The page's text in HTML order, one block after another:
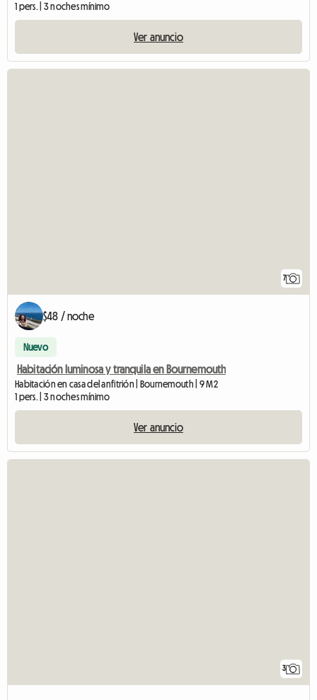
1 pers. | 3 noches mínimo
Ver anuncio
7
$48 / noche
Nuevo
Habitación luminosa y tranquila en Bournemouth
Habitación en casa del anfitrión | Bournemouth | 9 M2
1 pers. | 3 noches mínimo
Ver anuncio
3